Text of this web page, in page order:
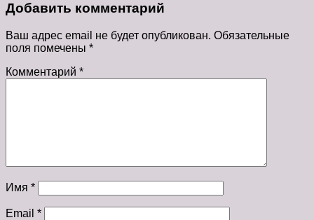
Добавить комментарий
Ваш адрес email не будет опубликован. Обязательные
поля помечены *
Комментарий *
Имя *
Email *